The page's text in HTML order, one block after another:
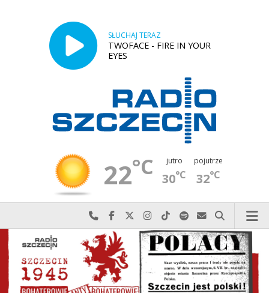
SŁUCHAJ TERAZ
TWOFACE - FIRE IN YOUR
EYES
22°C jutro
30°C
pojutrze
32°C
Najlepiej po prostu do nas zadzwoń
Odwiedź nas na Facebook-u
Odwiedź nas na X
Odwiedź nas na Instagram-ie
Odwiedź nas na TikTok-u
Szukaj nas na Spotify
Wyślij do nas
Szukaj